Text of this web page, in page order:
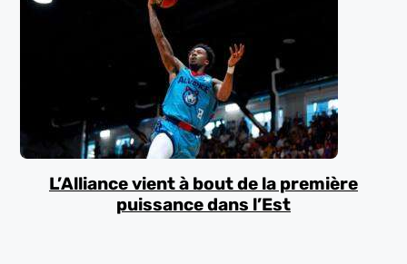
L’Alliance vient à bout de la première
puissance dans l’Est